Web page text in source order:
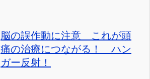
脳の誤作動に注意 これが頭
痛の治療につながる！ ハン
ガー反射！